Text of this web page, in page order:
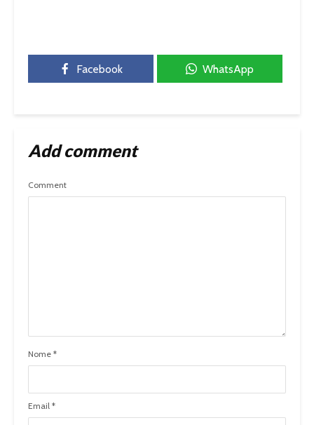
Facebook WhatsApp
Add comment
Comment
Nome *
Email *